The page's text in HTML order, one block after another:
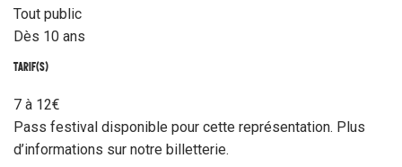
Tout public
Dès 10 ans
TARIF(S)
7 à 12€
Pass festival disponible pour cette représentation. Plus
d’informations sur notre billetterie.